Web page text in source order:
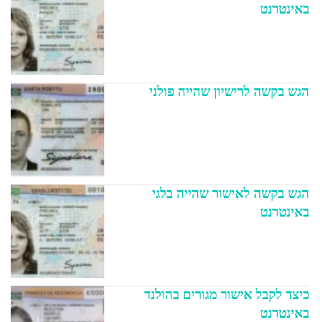
באינטרנט
הגש בקשה לרישיון שהייה פולני
הגש בקשה לאישור שהייה בלגי
באינטרנט
כיצד לקבל אישור מגורים בהולנד
באינטרנט